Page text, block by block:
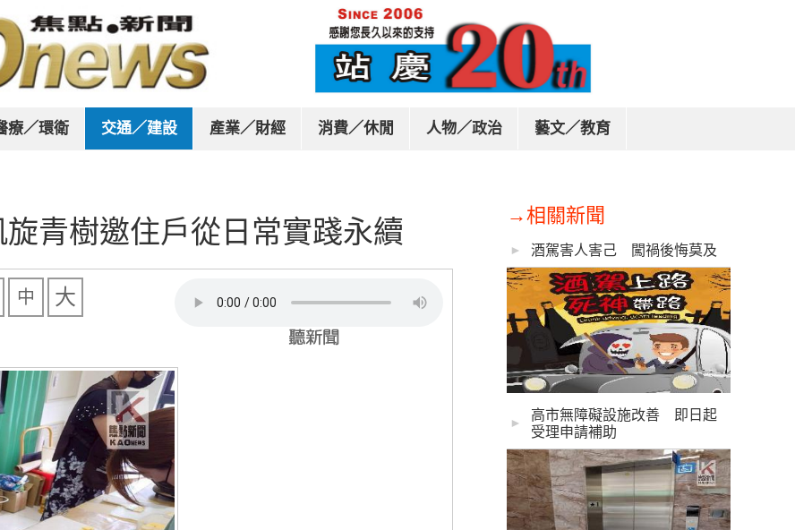
療／環衛 交通／建設 產業／財經 消費／休閒 人物／政治 藝文／教育
青樹邀住戶從日常實踐永續
中 大
→相關新聞
► 酒駕害人害己 闖禍後悔莫及
►
高市無障礙設施改善 即日起
受理申請補助